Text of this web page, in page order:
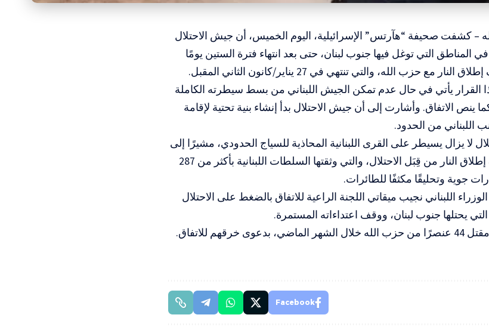
– كشفت صحيفة “هآرتس” الإسرائيلية، اليوم الخميس، أن جيش الاحتلال
في المناطق التي توغل فيها جنوب لبنان، حتى بعد انتهاء فترة الستين يومًا
حزب الله، والتي تنتهي في 27 يناير/كانون الثاني المقبل.
القرار يأتي في حال عدم تمكن الجيش اللبناني من بسط سيطرته الكاملة
ينص الاتفاق. وأشارت إلى أن جيش الاحتلال بدأ إنشاء بنية تحتية لإقامة
اللبناني من الحدود.
لا يزال يسيطر على القرى اللبنانية المحاذية للسياج الحدودي، مشيرًا إلى
استمرار خروقات وقف إطلاق النار من قِبَل الاحتلال، والتي وثقتها السلطات اللبنانية بأكثر من 287
جوية وتحليقًا مكثفًا للطائرات.
اللبناني نجيب ميقاتي اللجنة الراعية للاتفاق بالضغط على الاحتلال
يحتلها جنوب لبنان، ووقف اعتداءاته المستمرة.
للاتفاق.
Facebook